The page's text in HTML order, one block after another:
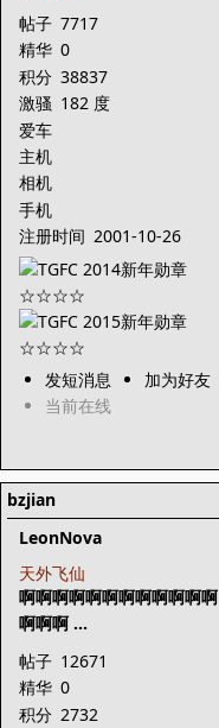
帖子 7717
精华 0
积分 38837
激骚 182 度
爱车
主机
相机
手机
注册时间 2001-10-26
发短消息
加为好友
当前在线
bzjian
LeonNova
天外飞仙
啊啊啊啊啊啊啊啊啊啊啊啊
啊啊啊 ...
帖子 12671
精华 0
积分 2732